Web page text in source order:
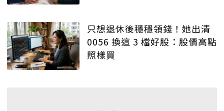
只想退休後穩穩領錢！她出清
0056 換這 3 檔好股：股價高點
照樣買